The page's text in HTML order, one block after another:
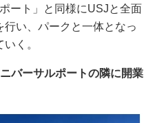
ート」と同様にUSJと全面
い、パークと一体となっ
く。
バーサルポートの隣に開業